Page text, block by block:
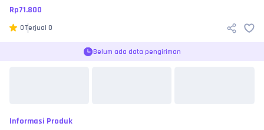
Rp71.800
0Terjual 0
Belum ada data pengiriman
Informasi Produk